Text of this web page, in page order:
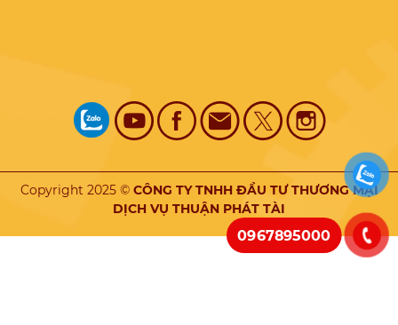
Copyright 2025 © CÔNG TY TNHH ĐẦU TƯ THƯƠNG MẠI
DỊCH VỤ THUẬN PHÁT TÀI
0967895000